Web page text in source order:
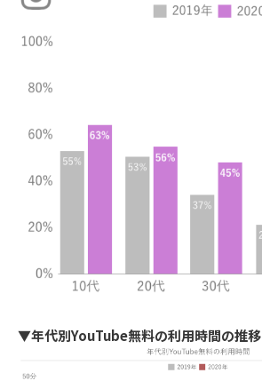
▼年代別YouTube無料の利用時間の推移